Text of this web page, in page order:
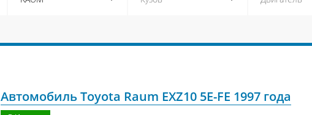
Автомобиль Toyota Raum EXZ10 5E-FE 1997 года